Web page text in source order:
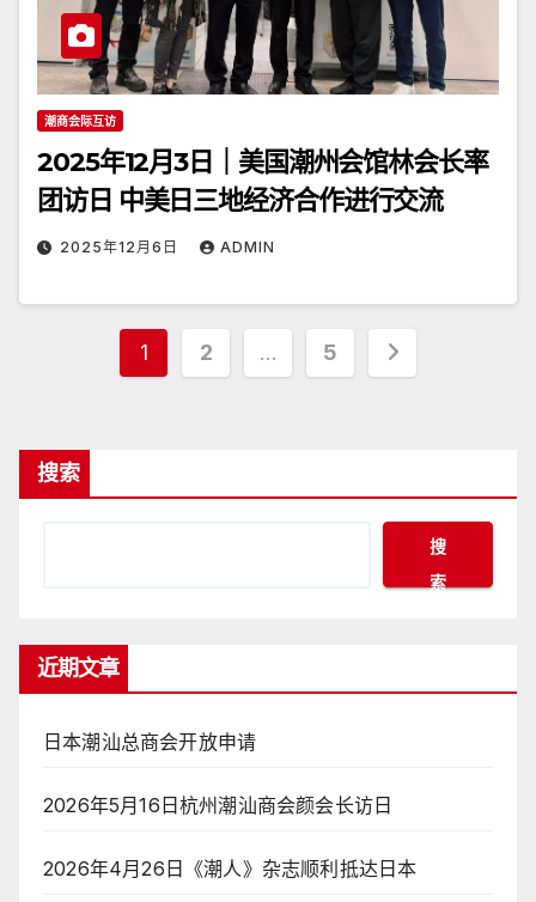
潮商会际互访
2025年12月3日｜美国潮州会馆林会长率
团访日 中美日三地经济合作进行交流
2025年12月6日 ADMIN
文
页
1 2 … 5
搜索
搜
索
近期文章
日本潮汕总商会开放申请
2026年5月16日杭州潮汕商会颜会长访日
2026年4月26日《潮人》杂志顺利抵达日本